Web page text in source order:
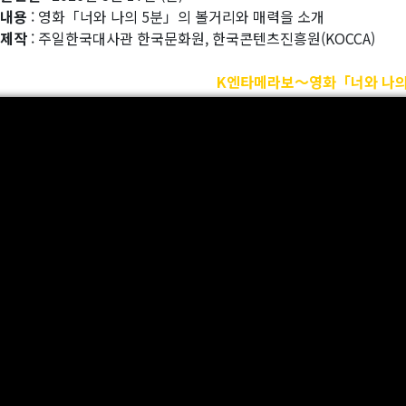
용 : 영화「너와 나의 5분」의 볼거리와 매력을 소개
작 : 주일한국대사관 한국문화원, 한국콘텐츠진흥원(KOCCA)
K엔타메라보～영화「너와 나